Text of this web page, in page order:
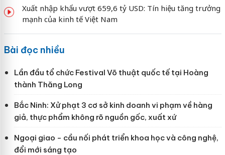
Xuất nhập khẩu vượt 659,6 tỷ USD: Tín hiệu tăng trưởng
mạnh của kinh tế Việt Nam
Bài đọc nhiều
Lần đầu tổ chức Festival Võ thuật quốc tế tại Hoàng
thành Thăng Long
Bắc Ninh: Xử phạt 3 cơ sở kinh doanh vi phạm về hàng
giả, thực phẩm không rõ nguồn gốc, xuất xứ
Ngoại giao - cầu nối phát triển khoa học và công nghệ,
đổi mới sáng tạo